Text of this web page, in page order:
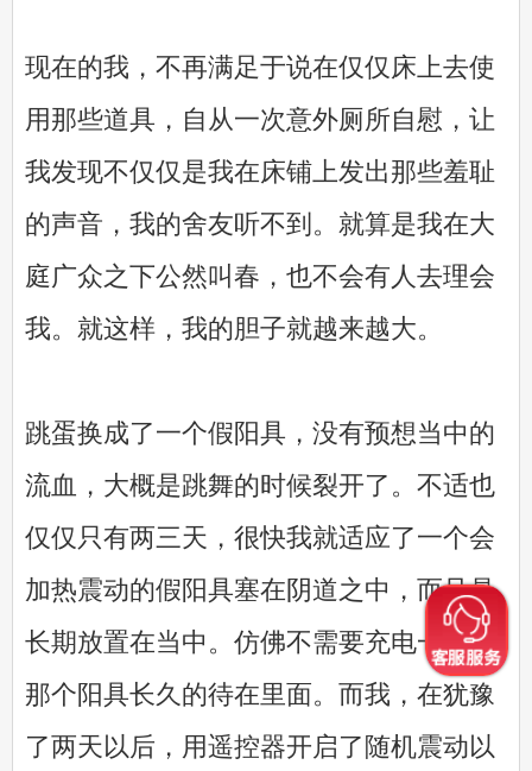
现在的我，不再满足于说在仅仅床上去使
用那些道具，自从一次意外厕所自慰，让
我发现不仅仅是我在床铺上发出那些羞耻
的声音，我的舍友听不到。就算是我在大
庭广众之下公然叫春，也不会有人去理会
我。就这样，我的胆子就越来越大。
跳蛋换成了一个假阳具，没有预想当中的
流血，大概是跳舞的时候裂开了。不适也
仅仅只有两三天，很快我就适应了一个会
加热震动的假阳具塞在阴道之中，而且是
长期放置在当中。仿佛不需要充电一样，
那个阳具长久的待在里面。而我，在犹豫
了两天以后，用遥控器开启了随机震动以